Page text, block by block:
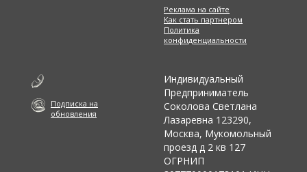
Реклама на сайте
Как стать партнером
Политика
конфиденциальности
Подписка на
обновления
Индивидуальный
Предприниматель
Соколова Светлана
Лазаревна 123290,
Москва, Мукомольный
проезд д 2 кв 127
ОГРНИП